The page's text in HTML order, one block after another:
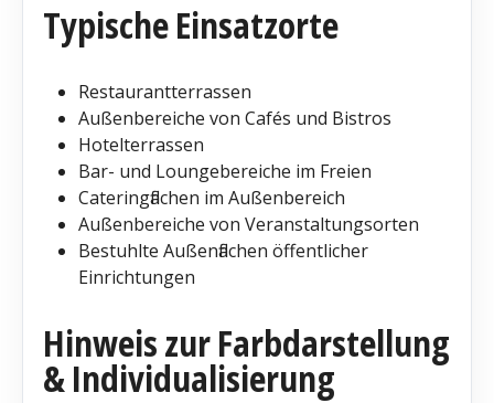
Typische Einsatzorte
Restaurantterrassen
Außenbereiche von Cafés und Bistros
Hotelterrassen
Bar- und Loungebereiche im Freien
Cateringflächen im Außenbereich
Außenbereiche von Veranstaltungsorten
Bestuhlte Außenflächen öffentlicher
Einrichtungen
Hinweis zur Farbdarstellung
& Individualisierung